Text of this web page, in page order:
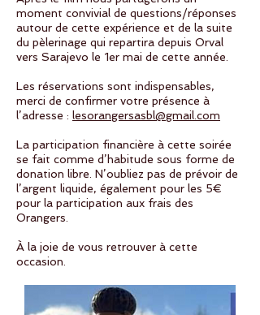
moment convivial de questions/réponses
autour de cette expérience et de la suite
du pèlerinage qui repartira depuis Orval
vers Sarajevo le 1er mai de cette année.
Les réservations sont indispensables,
merci de confirmer votre présence à
l’adresse : lesorangersasbl@gmail.com
La participation financière à cette soirée
se fait comme d’habitude sous forme de
donation libre. N’oubliez pas de prévoir de
l’argent liquide, également pour les 5€
pour la participation aux frais des
Orangers.
À la joie de vous retrouver à cette
occasion.